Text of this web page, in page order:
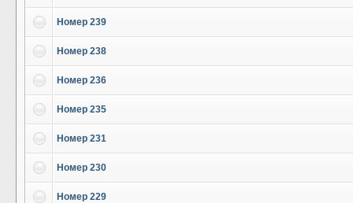
Номер 239
Номер 238
Номер 236
Номер 235
Номер 231
Номер 230
Номер 229